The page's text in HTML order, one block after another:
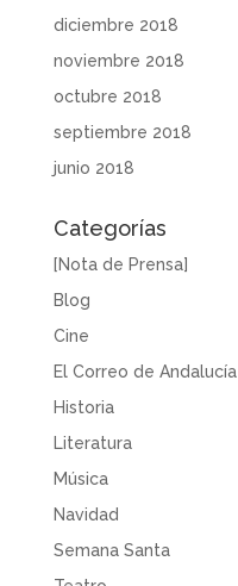
diciembre 2018
noviembre 2018
octubre 2018
septiembre 2018
junio 2018
Categorías
[Nota de Prensa]
Blog
Cine
El Correo de Andalucía
Historia
Literatura
Música
Navidad
Semana Santa